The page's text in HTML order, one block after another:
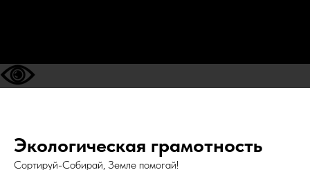
Экологическая грамотность
Сортируй-Собирай, Земле помогай!